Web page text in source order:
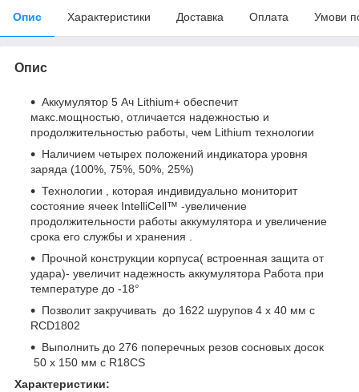
Опис Характеристики Доставка Оплата Умови
Опис
Аккумулятор 5 Ач Lithium+ обеспечит
макс.мощностью, отличается надежностью и
продолжительностью работы, чем Lithium технологии
Наличием четырех положений индикатора уровня
заряда (100%, 75%, 50%, 25%)
Технологии , которая индивидуально мониторит
состояние ячеек IntelliCell™ -увеличение
продолжительности работы аккумулятора и увеличение
срока его службы и хранения .
Прочной конструкции корпуса( встроенная защита от
удара)- увеличит надежность аккумулятора Работа при
температуре до -18°
Позволит закручивать до 1622 шурупов 4 х 40 мм с
RCD1802
Выполнить до 276 поперечных резов сосновых досок
50 х 150 мм с R18CS
Характеристики: